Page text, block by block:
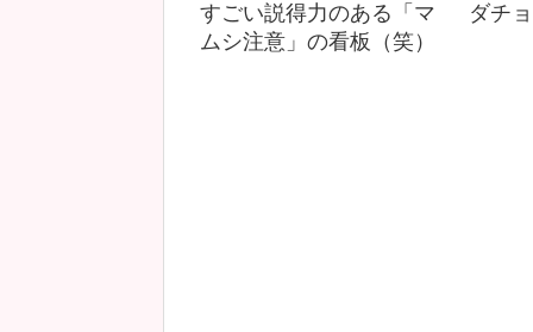
すごい説得力のある「マ
ムシ注意」の看板（笑）
ダチ